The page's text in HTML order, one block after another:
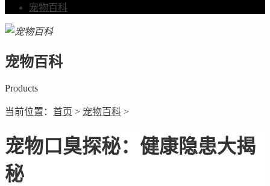
宠物百科
宠物百科
Products
当前位置： 首页 > 宠物百科 >
宠物口臭探秘：健康隐患大揭
秘